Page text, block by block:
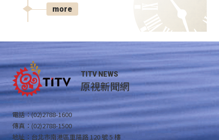
more
TITV NEWS
原視新聞網
電話：(02)2788-1600
傳真：(02)2788-1500
地址：台北市南港區重陽路 120 號 5 樓